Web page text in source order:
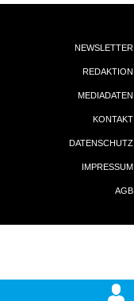
NEWSLETTER
REDAKTION
MEDIADATEN
KONTAKT
DATENSCHUTZ
IMPRESSUM
AGB